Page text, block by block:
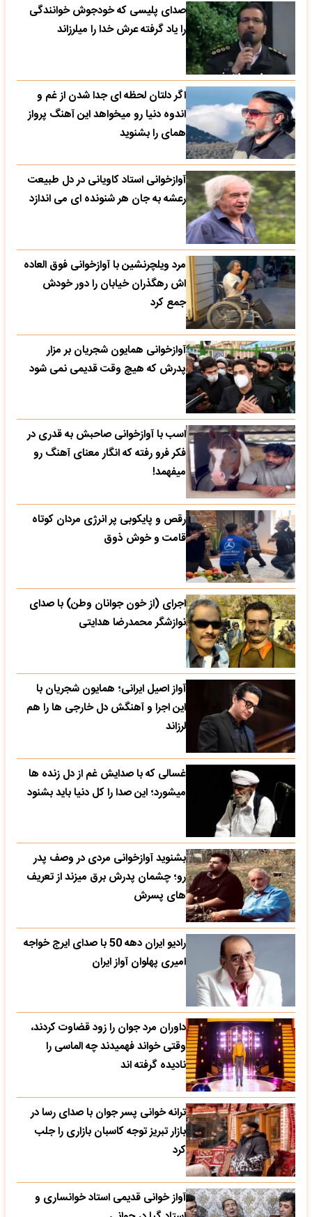
صدای پلیسی که خودجوش خوانندگی
را یاد گرفته عرش خدا را میلرزاند
اگر دلتان لحظه ای جدا شدن از غم و
اندوه دنیا رو میخواهد این آهنگ پرواز
همای را بشنوید
آوازخوانی استاد کاویانی در دل طبیعت
رعشه به جان هر شنونده ای می اندازد
مرد ویلچرنشین با آوازخوانی فوق العاده
اش رهگذران خیابان را دور خودش
جمع کرد
آوازخوانی همایون شجریان بر مزار
پدرش که هیچ وقت قدیمی نمی شود
اسب با آوازخوانی صاحبش به قدری در
فکر فرو رفته که انگار معنای آهنگ رو
میفهمد!
رقص و پایکوبی پر انرژی مردان کوتاه
قامت و خوش ذوق
اجرای (از خون جوانان وطن) با صدای
نوازشگر محمدرضا هدایتی
آواز اصیل ایرانی؛ همایون شجریان با
این اجرا و آهنگش دل خارجی ها را هم
لرزاند
غسالی که با صدایش غم از دل زنده ها
میشورد؛ این صدا را کل دنیا باید بشنود
بشنوید آوازخوانی مردی در وصف پدر
رو؛ چشمان پدرش برق میزند از تعریف
های پسرش
رادیو ایران دهه 50 با صدای ایرج خواجه
امیری پهلوان آواز ایران
داوران مرد جوان را زود قضاوت کردند،
وقتی خواند فهمیدند چه الماسی را
نادیده گرفته اند
ترانه خوانی پسر جوان با صدای رسا در
بازار تبریز توجه کاسبان بازاری را جلب
کرد
آواز خوانی قدیمی استاد خوانساری و